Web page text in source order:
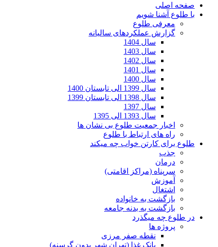
صفحه اصلی
با طلوع آشنا شویم
معرفی طلوع
گزارش عملکردهای سالیانه
سال 1404
سال 1403
سال 1402
سال 1401
سال 1400
سال 1399 الی تابستان 1400
سال 1398 الی تابستان 1399
سال 1397
سال 1393 الی 1395
اخبار جمعیت طلوع بی نشان ها
راه های ارتباط با طلوع
طلوع برای کارتن خواب چه میکند
جذب
درمان
سرپناه (مراکز اقامتی)
آموزش
اشتغال
بازگشت به خانواده
بازگشت به بدنه جامعه
در طلوع چه میگذرد
پروژه ها
نقطه صفر مرزی
بانک غذا (تهران شهر بدون گرسنه)